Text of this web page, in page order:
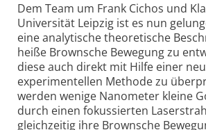
Dem Team um Frank Cichos und
Universität Leipzig ist es nun
eine analytische theoretische
heiße Brownsche Bewegung zu
diese auch direkt mit Hilfe einer
experimentellen Methode zu
werden wenige Nanometer kleine
durch einen fokussierten
gleichzeitig ihre Brownsche